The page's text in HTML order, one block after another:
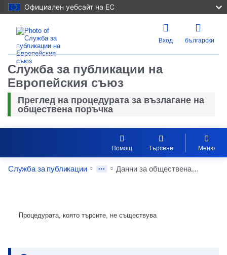
Официален уебсайт на ЕС
Вход български
Служба за публикации на
Европейския съюз
Преглед на процедурата за възлагане на
обществена поръчка
Помощ Търсене Меню
Служба за публикации Данни за обществената поръчка
Процедурата, която търсите, не съществува